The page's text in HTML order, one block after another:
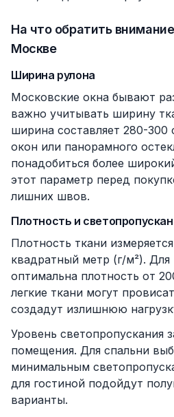
На что обратить
Москве
Ширина рулона
Московские окна бывают
важно учитывать ширину
ширина составляет 280-
окон или панорамного
понадобиться более
этот параметр перед
лишних швов.
Плотность и
Плотность ткани
квадратный метр (г/м²).
оптимальна плотность от
легкие ткани могут
создадут излишнюю
Уровень светопропускания
помещения. Для спальни
минимальным
для гостиной подойдут
варианты.